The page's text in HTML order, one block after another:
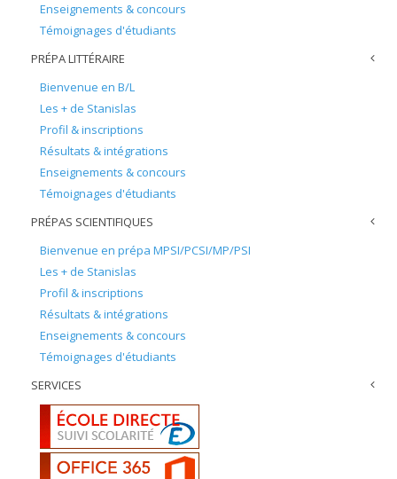
Enseignements & concours
Témoignages d'étudiants
PRÉPA LITTÉRAIRE
Bienvenue en B/L
Les + de Stanislas
Profil & inscriptions
Résultats & intégrations
Enseignements & concours
Témoignages d'étudiants
PRÉPAS SCIENTIFIQUES
Bienvenue en prépa MPSI/PCSI/MP/PSI
Les + de Stanislas
Profil & inscriptions
Résultats & intégrations
Enseignements & concours
Témoignages d'étudiants
SERVICES